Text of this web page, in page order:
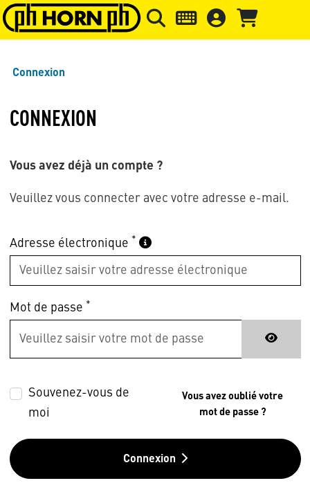
Skip to main content Passer à l'en-tête de la page
Connexion
CONNEXION
Vous avez déjà un compte ?
Veuillez vous connecter avec votre adresse e-mail.
Adresse électronique *
Mot de passe *
Souvenez-vous de
moi
Vous avez oublié votre
mot de passe ?
Connexion